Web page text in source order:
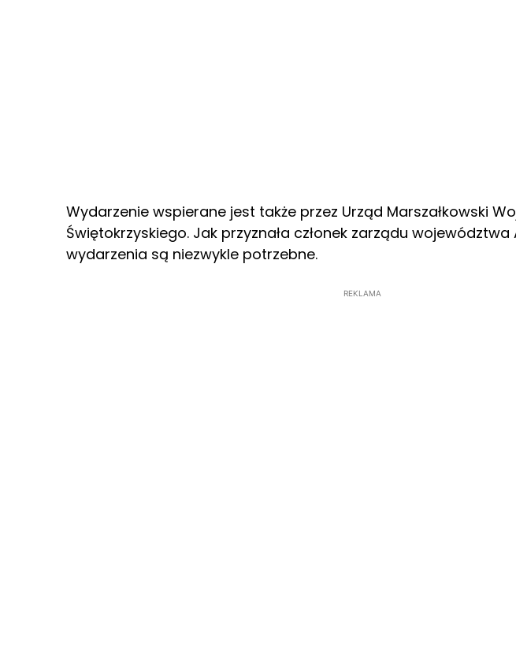
Wydarzenie wspierane jest także przez Urząd Marszałkowski
Świętokrzyskiego. Jak przyznała członek zarządu województwa
wydarzenia są niezwykle potrzebne.
REKLAMA